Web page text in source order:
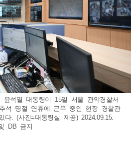
석열 대통령이 15일 서울 관악경찰서
석 명절 연휴에 근무 중인 현장 경찰관
. (사진=대통령실 제공) 2024.09.15.
DB 금지